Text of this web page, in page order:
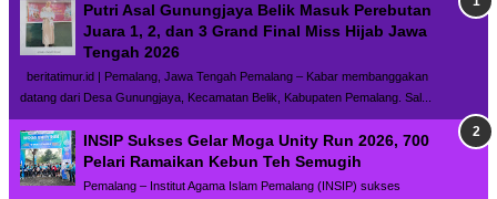
Putri Asal Gunungjaya Belik Masuk Perebutan
Juara 1, 2, dan 3 Grand Final Miss Hijab Jawa
Tengah 2026
beritatimur.id | Pemalang, Jawa Tengah Pemalang – Kabar membanggakan
datang dari Desa Gunungjaya, Kecamatan Belik, Kabupaten Pemalang. Sal...
INSIP Sukses Gelar Moga Unity Run 2026, 700
Pelari Ramaikan Kebun Teh Semugih
Pemalang – Institut Agama Islam Pemalang (INSIP) sukses